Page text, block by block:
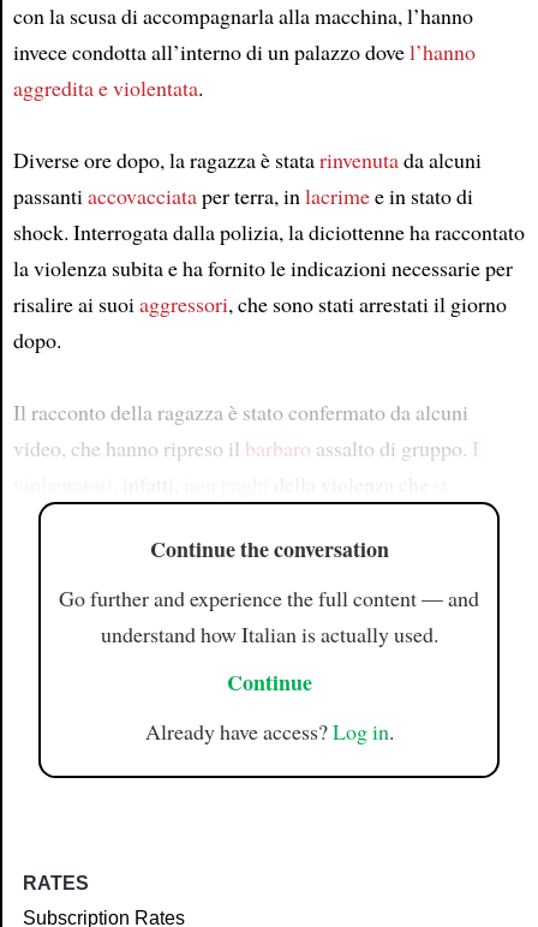
Article
con la scusa di accompagnarla alla macchina, l’hanno
invece condotta all’interno di un palazzo dovel’hanno
aggredita e violentata.
Diverse ore dopo, la ragazza è statarinvenutada alcuni
passantiaccovacciataper terra, inlacrimee in stato di
shock. Interrogata dalla polizia, la diciottenne ha raccontato
la violenza subita e ha fornito le indicazioni necessarie per
risalire ai suoiaggressori, che sono stati arrestati il giorno
dopo.
Il racconto della ragazza è stato confermato da alcuni
video, che hanno ripreso il barbaro assalto di gruppo. I
Continue the conversation
Go further and experience the full content — and
understand how Italian is actually used.
Continue
Already have access?Log in.
RATES
Subscription Rates